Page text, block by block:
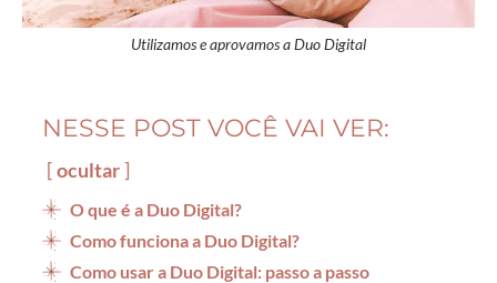
Utilizamos e aprovamos a Duo Digital
NESSE POST VOCÊ VAI VER:
ocultar
O que é a Duo Digital?
Como funciona a Duo Digital?
Como usar a Duo Digital: passo a passo